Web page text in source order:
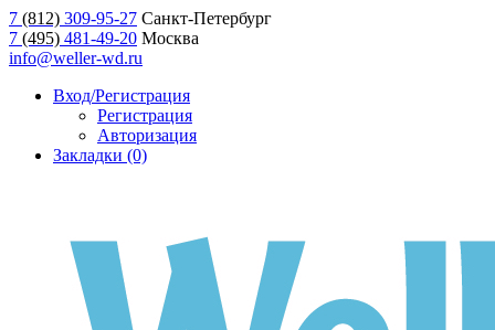
7 (812) 309-95-27 Санкт-Петербург
7 (495) 481-49-20 Москва
info@weller-wd.ru
Вход/Регистрация
Регистрация
Авторизация
Закладки (0)